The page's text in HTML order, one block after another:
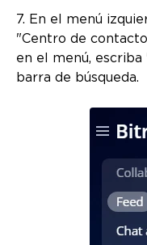
7. En el menú
"Centro de
en el menú,
barra de búsqueda.